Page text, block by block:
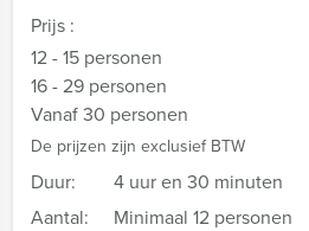
Prijs :
12 - 15 personen
16 - 29 personen
Vanaf 30 personen
De prijzen zijn exclusief BTW
Duur:
4 uur en 30 minuten
Aantal:
Minimaal 12 personen